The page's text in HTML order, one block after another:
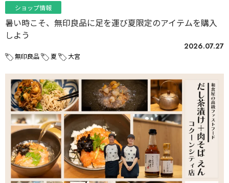
ショップ情報
暑い時こそ、無印良品に足を運び夏限定のアイテムを購入
しよう
2026.07.27
無印良品 夏 大宮